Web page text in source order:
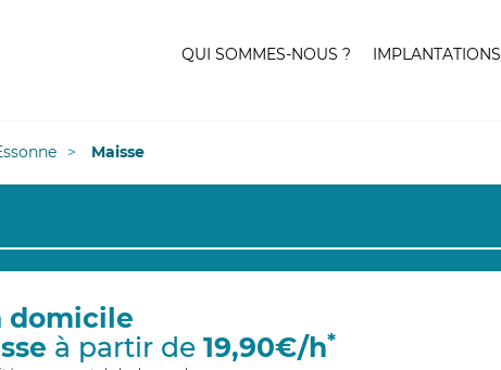
QUI SOMMES-NOUS ? IMPLANTATIONS
Maisse
domicile
à partir de 19,90€/h*